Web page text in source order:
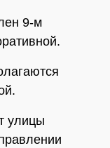
9-м
улицы